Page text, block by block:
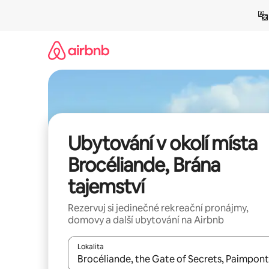
Ubytování v okolí místa
Brocéliande, Brána
tajemství
Rezervuj si jedinečné rekreační pronájmy,
domovy a další ubytování na Airbnb
Lokalita
Až budou výsledky k dispozici, můžeš si je